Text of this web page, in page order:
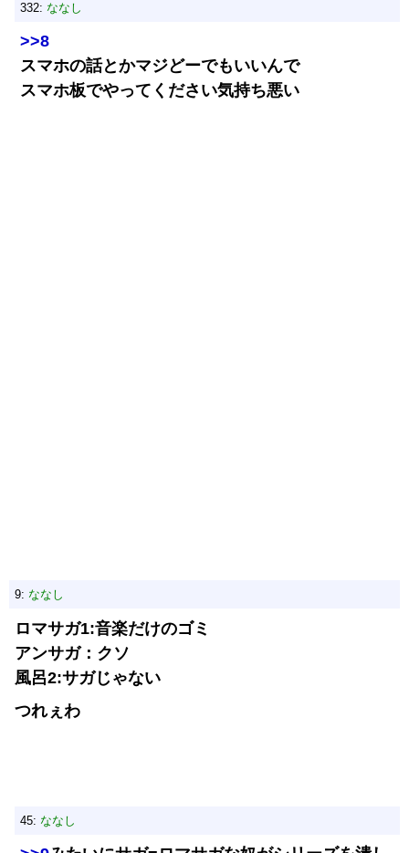
332: ななし
>>8
スマホの話とかマジどーでもいいんで
スマホ板でやってください気持ち悪い
9: ななし
ロマサガ1:音楽だけのゴミ
アンサガ：クソ
風呂2:サガじゃない
つれぇわ
45: ななし